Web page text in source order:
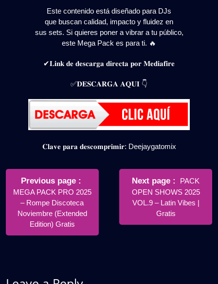
Este contenido está diseñado para DJs
que buscan calidad, impacto y fluidez en
sus sets. Si quieres poner a vibrar a tu público,
este Mega Pack es para ti. 🔥
✔𝐋𝐢𝐧𝐤 𝐝𝐞 𝐝𝐞𝐬𝐜𝐚𝐫𝐠𝐚 𝐝𝐢𝐫𝐞𝐜𝐭𝐚 𝐩𝐨𝐫 𝐌𝐞𝐝𝐢𝐚𝐟𝐢𝐫𝐞
✅𝐃𝐄𝐒𝐂𝐀𝐑𝐆𝐀 𝐀𝐐𝐔𝐈 👇
𝐂𝐥𝐚𝐯𝐞 𝐩𝐚𝐫𝐚 𝐝𝐞𝐬𝐜𝐨𝐦𝐩𝐫𝐢𝐦𝐢𝐫: Deejaygatomix
Navegación
entradas
Previous page
Posts
MEGA PACK PRO 2025
– Rompe Discoteca
Noviembre (Extended
Edition) Gratis
Next page
Newer
Posts
PACK
OPEN SHOWS 2025
VOL.9 – Latin Vibes |
Gratis